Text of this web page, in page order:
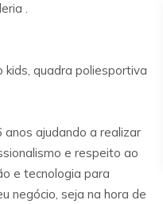
.
kids, quadra poliesportiva
anos ajudando a realizar
e respeito ao
e tecnologia para
negócio, seja na hora de